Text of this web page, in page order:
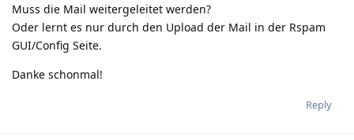
Muss die Mail weitergeleitet werden?
Oder lernt es nur durch den Upload der Mail in der Rspam
GUI/Config Seite.
Danke schonmal!
Reply